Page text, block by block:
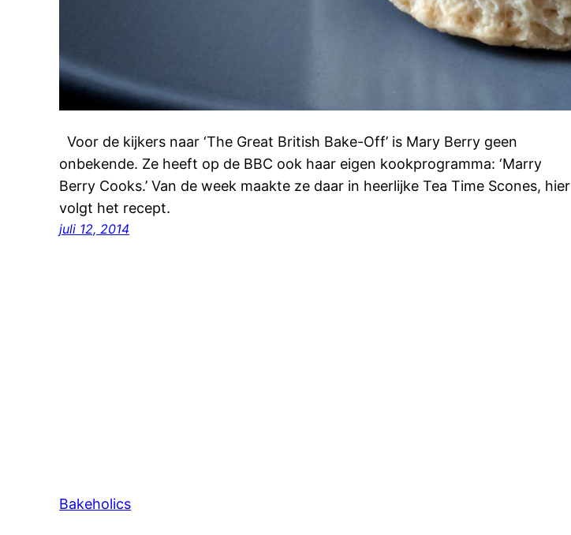
Voor de kijkers naar ‘The Great British Bake-Off’ is Mary Berry geen
onbekende. Ze heeft op de BBC ook haar eigen kookprogramma: ‘Marry
Berry Cooks.’ Van de week maakte ze daar in heerlijke Tea Time Scones, hier
volgt het recept.
juli 12, 2014
Bakeholics